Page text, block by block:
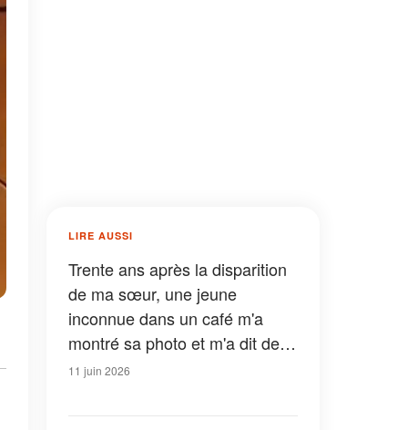
LIRE AUSSI
Trente ans après la disparition
de ma sœur, une jeune
inconnue dans un café m'a
montré sa photo et m'a dit de la
suivre – Ce que j'ai découvert
11 juin 2026